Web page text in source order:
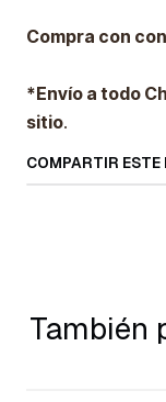
Compra con
*Envío a todo
sitio.
COMPARTIR ESTE
También